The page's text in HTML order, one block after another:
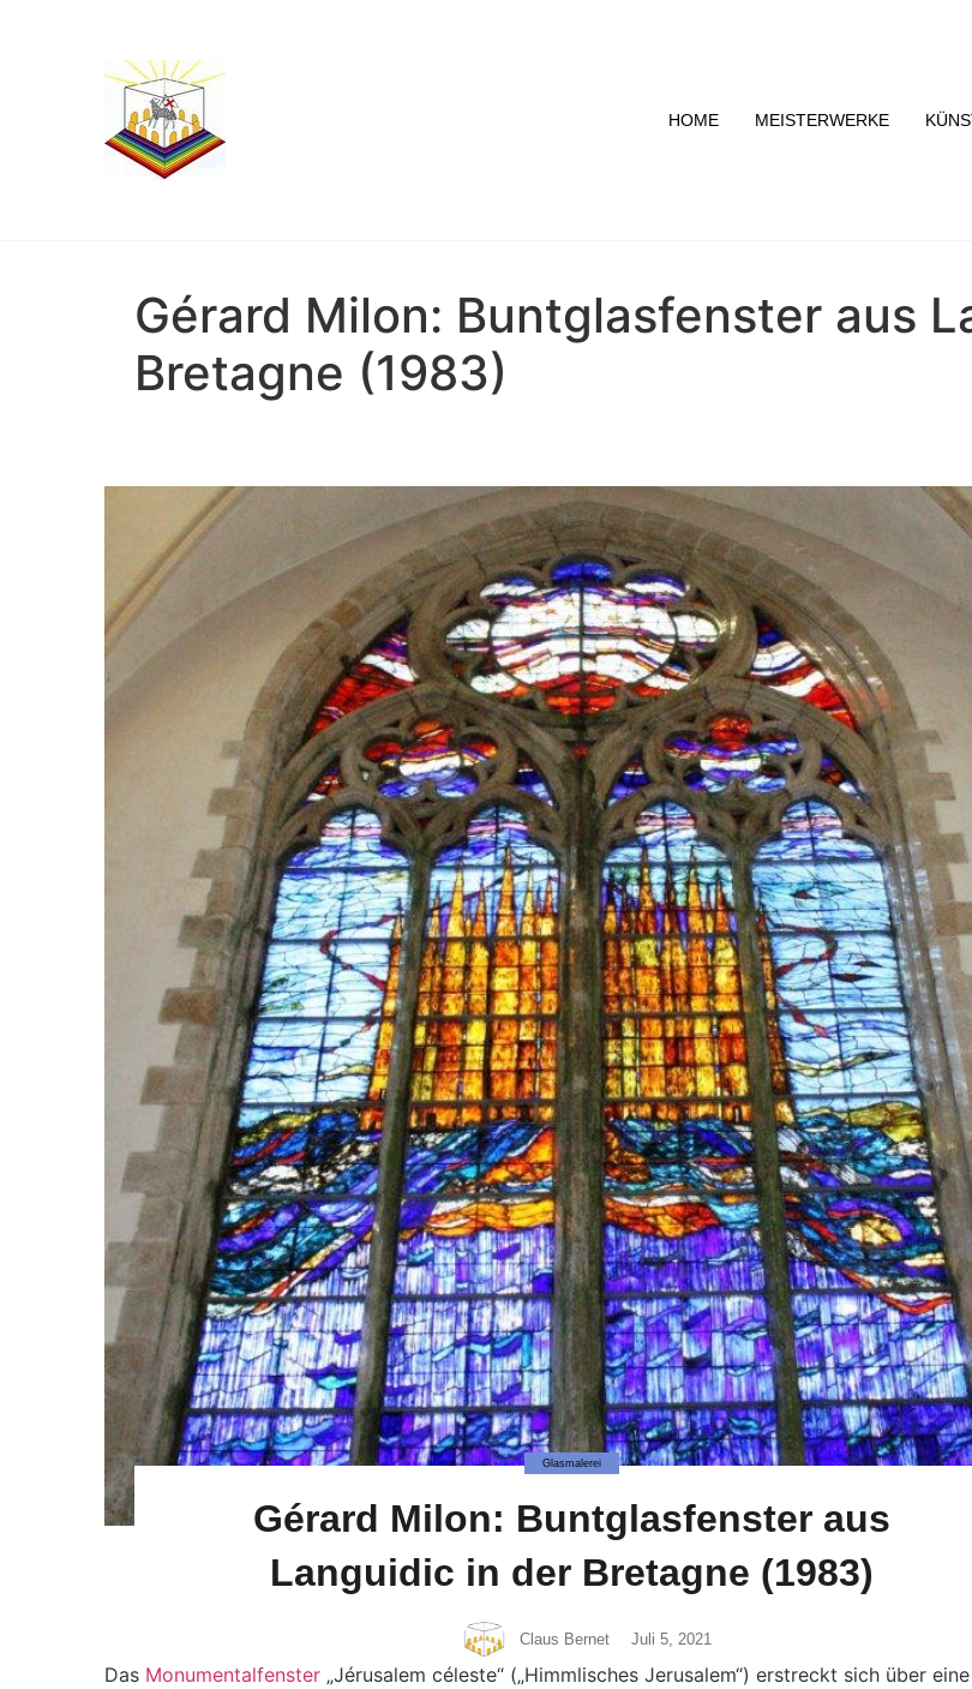
HOME MEISTERWERKE
Gérard Milon: Buntglasfenster aus
Bretagne (1983)
Glasmalerei
Gérard Milon: Buntglasfenster aus
Languidic in der Bretagne (1983)
Claus Bernet Juli 5, 2021
Das Monumentalfenster „Jérusalem céleste“ („Himmlisches Jerusalem“) erstreckt sich über